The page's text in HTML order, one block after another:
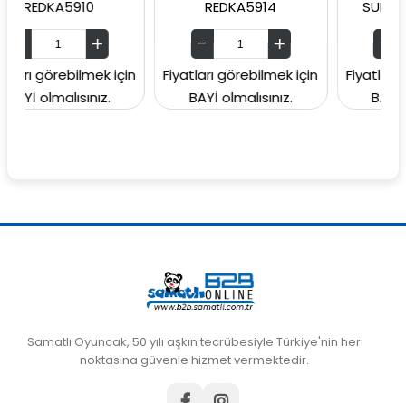
için
REDKA5914
Fiyatları görebilmek için
BAYİ olmalısınız.
Fiyatları
BAYİ
Samatlı Oyuncak, 50 yılı aşkın tecrübesiyle Türkiye'nin her
noktasına güvenle hizmet vermektedir.